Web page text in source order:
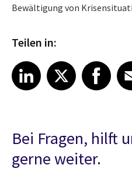
Bewältigung von
Teilen in:
Share article on LinkedIn
LinkedIn
Share article on XShare article on
Bei Fragen, hilft
gerne weiter.